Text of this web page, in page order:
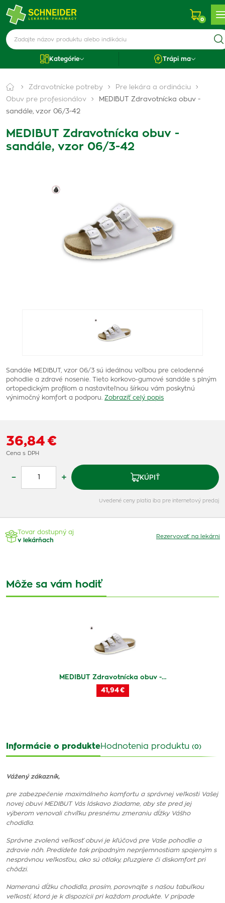
0
Kategórie Trápi ma
Zdravotnícke potreby
Pre lekára a ordináciu
Obuv pre profesionálov
MEDIBUT Zdravotnícka obuv -
sandále, vzor 06/3-42
MEDIBUT Zdravotnícka obuv -
sandále, vzor 06/3-42
Sandále MEDIBUT, vzor 06/3 sú ideálnou voľbou pre celodenné
pohodlie a zdravé nosenie. Tieto korkovo-gumové sandále s plným
ortopedickým profilom a nastaviteľnou šírkou vám poskytnú
výnimočný komfort a podporu. Zobraziť celý popis
36,84 €
Cena s DPH
– + KÚPIŤ
Uvedené ceny platia iba pre internetový predaj
Tovar dostupný aj
v lekárňach
Rezervovať na lekárni
Môže sa vám hodiť
MEDIBUT Zdravotnícka obuv -…
41,94 €
Informácie o produkteHodnotenia produktu (0)
Vážený zákazník,
pre zabezpečenie maximálneho komfortu a správnej veľkosti Vašej
novej obuvi MEDIBUT Vás láskavo žiadame, aby ste pred jej
výberom venovali chvíľku presnému zmeraniu dĺžky Vášho
chodidla.
Správne zvolená veľkosť obuvi je kľúčová pre Vaše pohodlie a
zdravie nôh. Predídete tak prípadným nepríjemnostiam spojeným s
nesprávnou veľkosťou, ako sú otlaky, pľuzgiere či diskomfort pri
chôdzi.
Nameranú dĺžku chodidla, prosím, porovnajte s našou tabuľkou
veľkostí, ktorá je k dispozícii pri každom produkte. V prípade